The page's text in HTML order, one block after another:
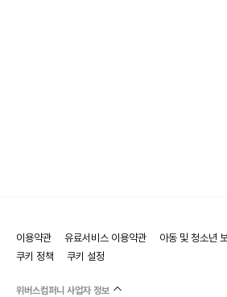
이용약관 유료서비스 이용약관 아동 및 청소년
쿠키 정책
쿠키 설정
위버스컴퍼니 사업자 정보